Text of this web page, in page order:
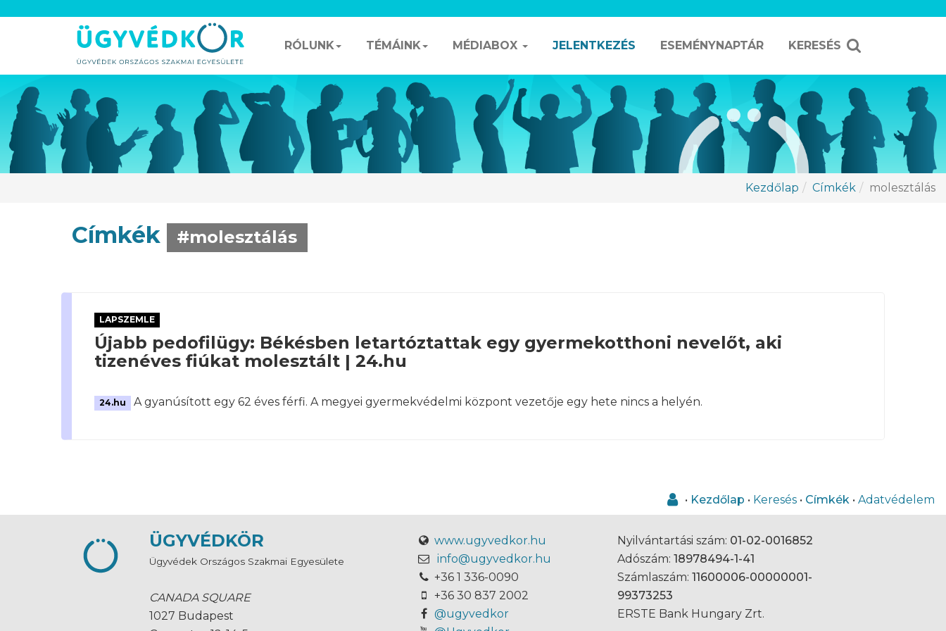
RÓLUNK TÉMÁINK MÉDIABOX JELENTKEZÉS ESEMÉNYNAPTÁR KERESÉS
Kezdőlap Címkék molesztálás
Címkék #molesztálás
LAPSZEMLE
Újabb pedofilügy: Békésben letartóztattak egy gyermekotthoni nevelőt, aki
tizenéves fiúkat molesztált | 24.hu
24.hu A gyanúsított egy 62 éves férfi. A megyei gyermekvédelmi központ vezetője egy hete nincs a helyén.
• Kezdőlap • Keresés • Címkék • Adatvédelem
ÜGYVÉDKÖR
Ügyvédek Országos Szakmai Egyesülete
CANADA SQUARE
1027 Budapest
www.ugyvedkor.hu
info@ugyvedkor.hu
+36 1 336-0090
+36 30 837 2002
@ugyvedkor
Nyilvántartási szám: 01-02-0016852
Adószám: 18978494-1-41
Számlaszám: 11600006-00000001-
99373253
ERSTE Bank Hungary Zrt.